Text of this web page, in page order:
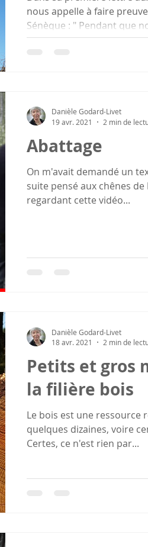
nous appelle à faire
Sénèque : " Pendant que
Abattage
On m'avait demandé un
suite pensé aux chênes
regardant cette vidéo...
Danièle Godard-Livet
19 avr. 2021
2 min de
Petits et gros
la filière bois
Le bois est une ressource
quelques dizaines, voire
Certes, ce n'est rien par...
Danièle Godard-Livet
18 avr. 2021
2 min de